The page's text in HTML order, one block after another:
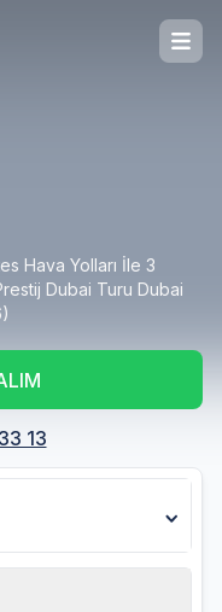
Hava Yolları İle 3
Dubai Turu Dubai
13